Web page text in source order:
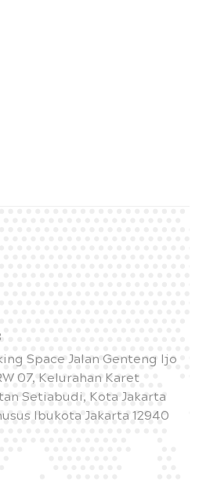
Space Jalan Genteng Ijo
07, Kelurahan Karet
Setiabudi, Kota Jakarta
Ibukota Jakarta 12940